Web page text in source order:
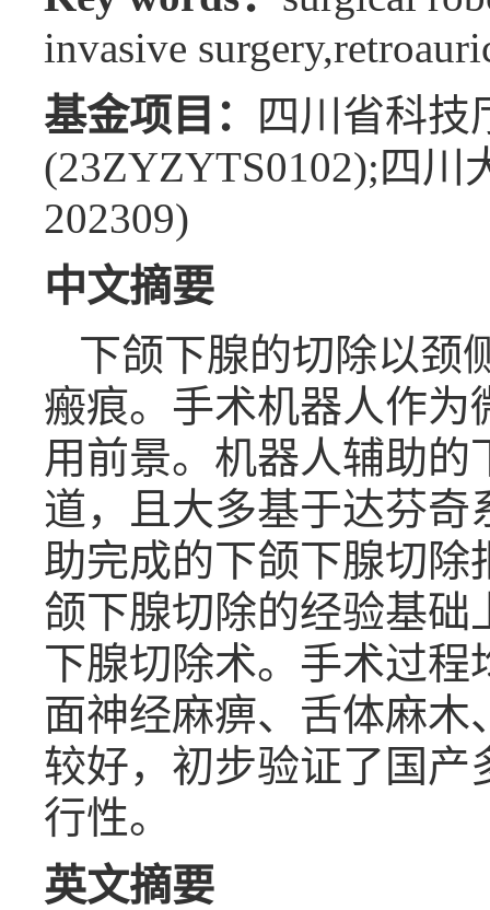
invasive
基金项目：
四川省科技
(23ZYZYTS0102);四川
202309)
中文摘要
下颌下腺的切除以颈
瘢痕。手术机器人作
用前景。机器人辅助
道，且大多基于达芬
助完成的下颌下腺切
颌下腺切除的经验基础
下腺切除术。手术过
面神经麻痹、舌体麻
较好，初步验证了国
行性。
英文摘要